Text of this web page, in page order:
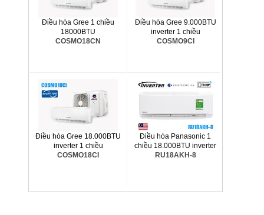
Điều hòa Gree 1 chiều
18000BTU
COSMO18CN
Điều hòa Gree 9.000BTU
inverter 1 chiều
COSMO9CI
Điều hòa Gree 18.000BTU
inverter 1 chiều
COSMO18CI
Điều hòa Panasonic 1
chiều 18.000BTU inverter
RU18AKH-8